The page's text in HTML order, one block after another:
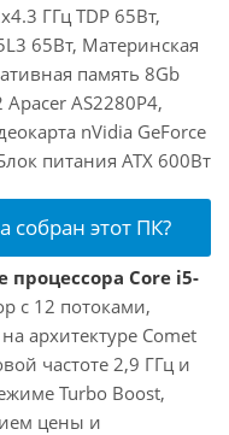
ГГц TDP 65Вт,
65Вт, Материнская
память 8Gb
AS2280P4,
nVidia GeForce
питания ATX 600Вт
собран этот ПК?
процессора Core i5-
с 12 потоками,
архитектуре Comet
частоте 2,9 ГГц и
Turbo Boost,
цены и